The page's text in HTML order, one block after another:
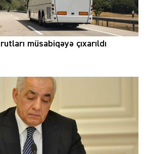
müsabiqəyə çıxarıldı